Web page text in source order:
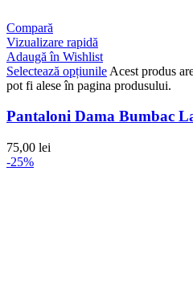
Compară
Vizualizare rapidă
Adaugă în Wishlist
Selectează opțiunile Acest produs
pot fi alese în pagina produsului.
Pantaloni Dama Bumbac
75,00 lei
-25%